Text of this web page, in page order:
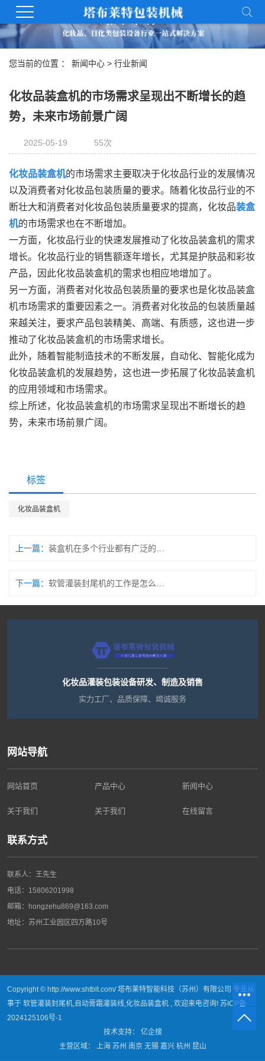
您当前的位置 ： 新闻中心 > 行业新闻
化妆品装盒机的市场需求呈现出不断增长的趋
势，未来市场前景广阔
2025-05-19 55次
化妆品装盒机的市场需求主要取决于化妆品行业的发展情况
以及消费者对化妆品包装质量的要求。随着化妆品行业的不
断壮大和消费者对化妆品包装质量要求的提高，化妆品装盒
机的市场需求也在不断增加。
一方面，化妆品行业的快速发展推动了化妆品装盒机的需求
增长。化妆品行业的销售额逐年增长，尤其是护肤品和彩妆
产品，因此化妆品装盒机的需求也相应地增加了。
另一方面，消费者对化妆品包装质量的要求也是化妆品装盒
机市场需求的重要因素之一。消费者对化妆品的包装质量越
来越关注，要求产品包装精美、高端、有质感，这也进一步
推动了化妆品装盒机的市场需求增长。
此外，随着智能制造技术的不断发展，自动化、智能化成为
化妆品装盒机的发展趋势，这也进一步拓展了化妆品装盒机
的应用领域和市场需求。
综上所述，化妆品装盒机的市场需求呈现出不断增长的趋
势，未来市场前景广阔。
标签
化妆品装盒机
上一篇：
下一篇：
化妆品灌装包装设备研发、制造及销售
实力工厂、品质保障、竭诚服务
网站导航
网站首页 产品中心 新闻中心
关于我们 关于我们 在线留言
联系方式
联系人：王先生
电话： 15806201998
邮箱：hongzehu869@163.com
地址： 苏州工业园区四方路10号
Copyright © http://www.shtblt.com/ 塔布莱特智能科技（苏州）有限公司 专业从
事于 软管灌装封尾机, 自动膏霜灌装线,化妆品装盒机 , 欢迎来电咨询! 苏ICP备
2024125106号-1
技术支持：
亿企搜
主营区域： 上海 苏州 南京 无锡 嘉兴 杭州 昆山